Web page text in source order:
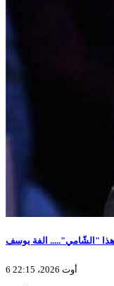
"الشّامي"..... الفة يوسف
6 أوت 2026، 22:15